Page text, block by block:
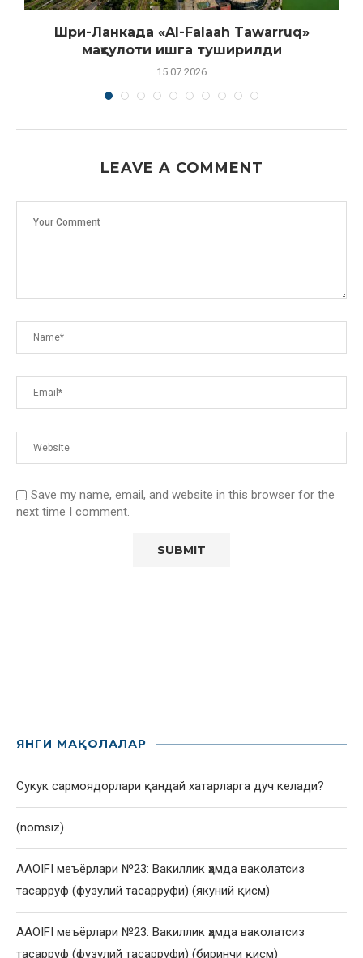
Шри-Ланкада «Al-Falaah Tawarruq»
маҳсулоти ишга туширилди
15.07.2026
LEAVE A COMMENT
Save my name, email, and website in this browser for the
next time I comment.
ЯНГИ МАҚОЛАЛАР
Сукук сармоядорлари қандай хатарларга дуч келади?
(nomsiz)
AAOIFI меъёрлари №23: Вакиллик ҳамда ваколатсиз
тасарруф (фузулий тасарруфи) (якуний қисм)
AAOIFI меъёрлари №23: Вакиллик ҳамда ваколатсиз
тасарруф (фузулий тасарруфи) (биринчи қисм)